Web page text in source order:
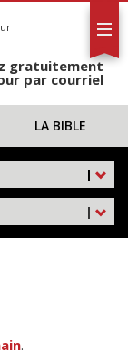
gratuitement
par courriel
LA BIBLE
|
|
.